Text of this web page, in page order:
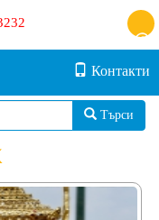
Контакти
Търси